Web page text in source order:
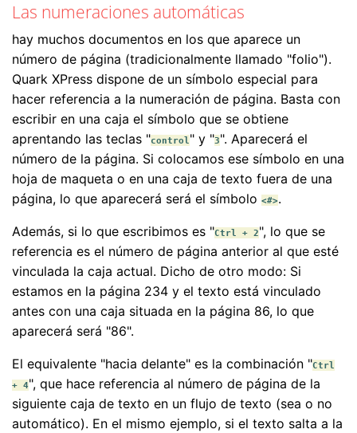
Las numeraciones automáticas
hay muchos documentos en los que aparece un
número de página (tradicionalmente llamado "folio").
Quark XPress dispone de un símbolo especial para
hacer referencia a la numeración de página. Basta con
escribir en una caja el símbolo que se obtiene
aprentando las teclas "control" y "3". Aparecerá el
número de la página. Si colocamos ese símbolo en una
hoja de maqueta o en una caja de texto fuera de una
página, lo que aparecerá será el símbolo <#>.
Además, si lo que escribimos es "Ctrl + 2", lo que se
referencia es el número de página anterior al que esté
vinculada la caja actual. Dicho de otro modo: Si
estamos en la página 234 y el texto está vinculado
antes con una caja situada en la página 86, lo que
aparecerá será "86".
El equivalente "hacia delante" es la combinación "Ctrl
+ 4", que hace referencia al número de página de la
siguiente caja de texto en un flujo de texto (sea o no
automático). En el mismo ejemplo, si el texto salta a la